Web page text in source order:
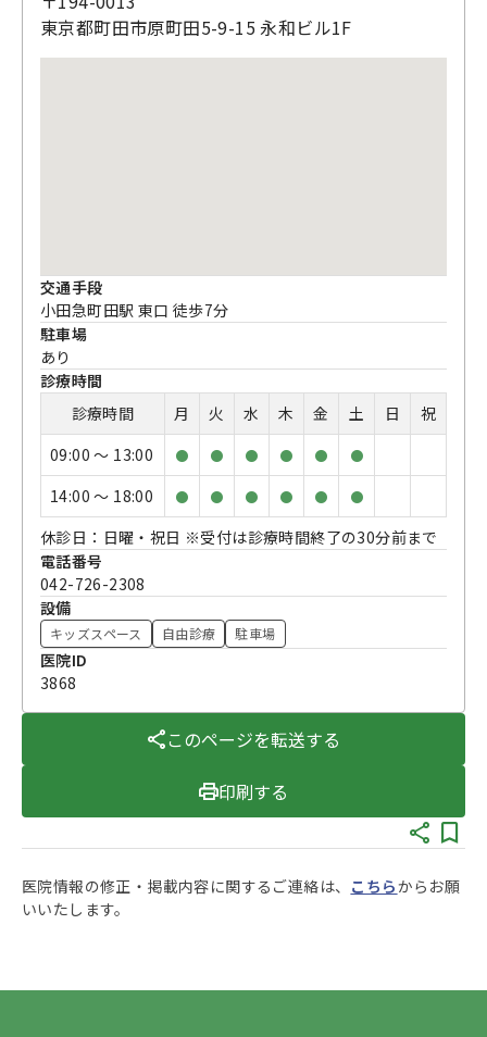
東京都町田市原町田5-9-15 永和ビル1F
交通手段
小田急町田駅 東口 徒歩7分
駐車場
あり
診療時間
診療時間
月 火 水 木 金 土 日
祝
09:00 〜 13:00
● ● ● ● ● ●
14:00 〜 18:00 ● ● ● ● ● ●
休診日：日曜・祝日 ※受付は診療時間終了の30分前まで
電話番号
042-726-2308
設備
キッズスペース 自由診療 駐車場
医院ID
3868
このページを転送する
印刷する
医院情報の修正・掲載内容に関するご連絡は、 こちらからお願
いいたします。